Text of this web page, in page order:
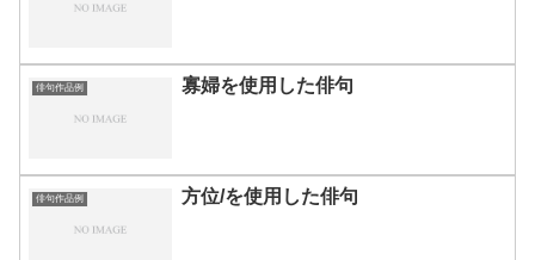
俳句作品例 寡婦を使用した俳句
俳句作品例 方位/を使用した俳句